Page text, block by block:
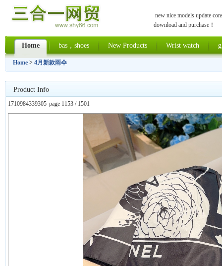
new nice models update
download and purchase！
Home bas，shoes New Products Wrist watch
Home > 4月新款雨伞
Product Info
1710984339305 page 1153 / 1501
上一张